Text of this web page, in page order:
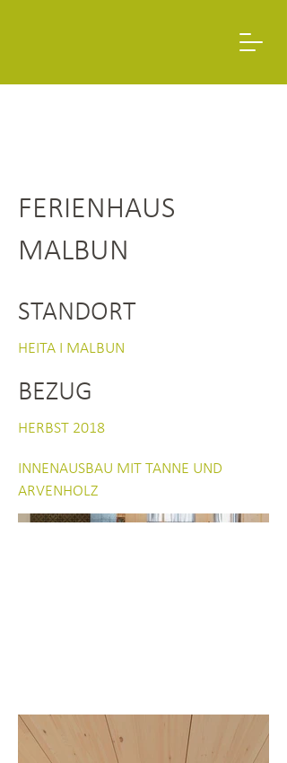
FERIENHAUS
MALBUN
STANDORT
HEITA I MALBUN
BEZUG
HERBST 2018
INNENAUSBAU MIT TANNE UND
ARVENHOLZ